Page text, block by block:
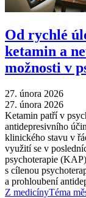
Od rychlé
ketamin a
možnosti v
27. února 2026
27. února 2026
Ketamin patří v
antidepresivního
klinického stavu v
využití se v
psychoterapie
s cílenou
a prohloubení
Z medicínyTéma